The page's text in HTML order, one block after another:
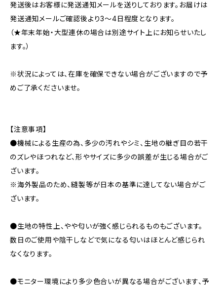
発送後はお客様に発送通知メールを送りしております。お届けは
発送通知メールご確認後より3～4日程度となります。
（★年末年始・大型連休の場合は別途サイト上にお知らせいたし
ます。）
※状況によっては、在庫を確保できない場合がございますので予
めご了承くださいませ。
【注意事項】
●機械による生産の為、多少の汚れやシミ、生地の継ぎ目の若干
のズレやほつれなど、形やサイズに多少の誤差が生じる場合がご
ざいます。
※海外製品のため、縫製等が日本の基準に達してない場合がご
ざいます。
●生地の特性上、やや匂いが強く感じられるものもございます。
数日のご使用や陰干しなどで気になる匂いはほとんど感じられ
なくなります。
●モニター環境により多少色合いが異なる場合がございます、予